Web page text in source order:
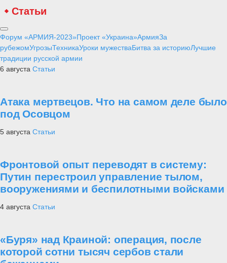
Статьи
Форум «АРМИЯ-2023»Проект «Украина»АрмияЗа
рубежомУгрозыТехникаУроки мужестваБитва за историюЛучшие
традиции русской армии
6 августа Статьи
Атака мертвецов. Что на самом деле было
под Осовцом
5 августа Статьи
Фронтовой опыт переводят в систему:
Путин перестроил управление тылом,
вооружениями и беспилотными войсками
4 августа Статьи
«Буря» над Краиной: операция, после
которой сотни тысяч сербов стали